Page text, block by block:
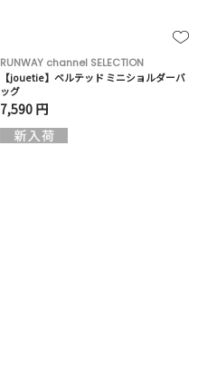
RUNWAY channel SELECTION
【jouetie】ベルテッド ミニショルダーバ
ッグ
7,590 円